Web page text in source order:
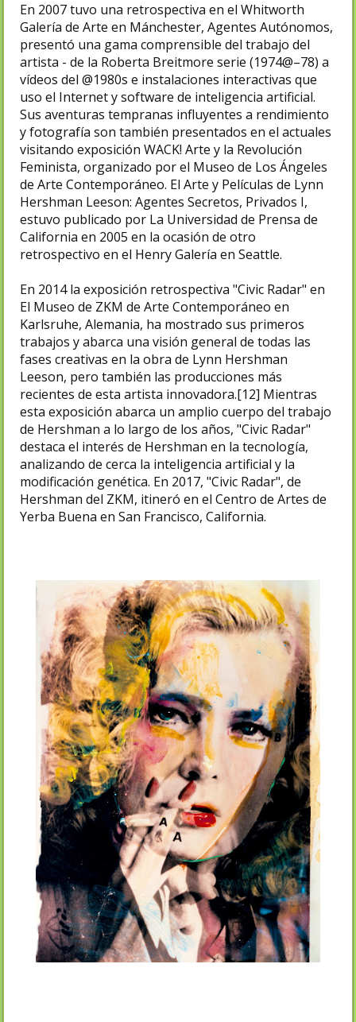
En 2007 tuvo una retrospectiva en el Whitworth
Galería de Arte en Mánchester, Agentes Autónomos,
presentó una gama comprensible del trabajo del
artista - de la Roberta Breitmore serie (1974@–78) a
vídeos del @1980s e instalaciones interactivas que
uso el Internet y software de inteligencia artificial.
Sus aventuras tempranas influyentes a rendimiento
y fotografía son también presentados en el actuales
visitando exposición WACK! Arte y la Revolución
Feminista, organizado por el Museo de Los Ángeles
de Arte Contemporáneo. El Arte y Películas de Lynn
Hershman Leeson: Agentes Secretos, Privados I,
estuvo publicado por La Universidad de Prensa de
California en 2005 en la ocasión de otro
retrospectivo en el Henry Galería en Seattle.
En 2014 la exposición retrospectiva "Civic Radar" en
El Museo de ZKM de Arte Contemporáneo en
Karlsruhe, Alemania, ha mostrado sus primeros
trabajos y abarca una visión general de todas las
fases creativas en la obra de Lynn Hershman
Leeson, pero también las producciones más
recientes de esta artista innovadora.[12]​ Mientras
esta exposición abarca un amplio cuerpo del trabajo
de Hershman a lo largo de los años, "Civic Radar"
destaca el interés de Hershman en la tecnología,
analizando de cerca la inteligencia artificial y la
modificación genética. En 2017, "Civic Radar", de
Hershman del ZKM, itineró en el Centro de Artes de
Yerba Buena en San Francisco, California.